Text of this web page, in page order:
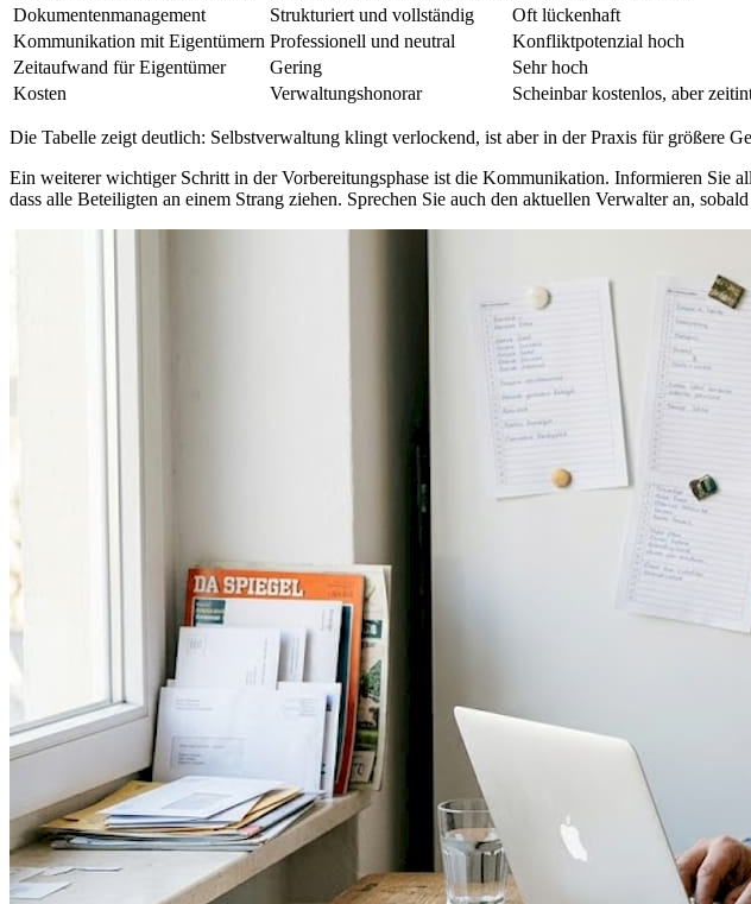
Dokumentenmanagement
Strukturiert und vollständig
Oft lückenhaft
Kommunikation mit Eigentümern Professionell und neutral
Konfliktpotenzial hoch
Zeitaufwand für Eigentümer
Gering
Sehr hoch
Kosten
Verwaltungshonorar Scheinbar kostenlos, aber
Die Tabelle zeigt deutlich: Selbstverwaltung klingt verlockend, ist aber in der Praxis für größere
Ein weiterer wichtiger Schritt in der Vorbereitungsphase ist die Kommunikation. Informieren Sie
dass alle Beteiligten an einem Strang ziehen. Sprechen Sie auch den aktuellen Verwalter an,